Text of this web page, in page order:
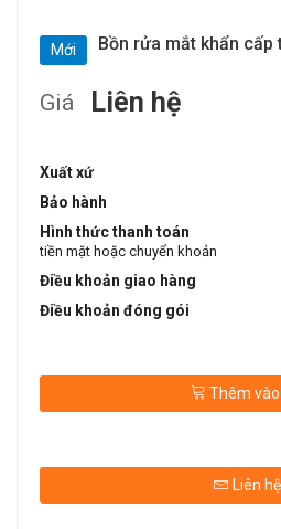
Mới Bồn rửa mắt khẩn cấp
Giá Liên hệ
Xuất xứ
Bảo hành
Hình thức thanh toán
tiền mặt hoặc chuyển khoản
Điều khoản giao hàng
Điều khoản đóng gói
Thêm
Liên hệ